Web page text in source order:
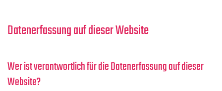
Datenerfassung auf dieser Website
Wer ist verantwortlich für die Datenerfassung auf dieser
Website?